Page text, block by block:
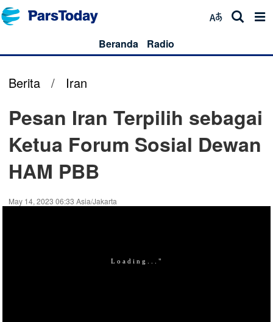
Beranda Radio
Berita / Iran
Pesan Iran Terpilih sebagai
Ketua Forum Sosial Dewan
HAM PBB
May 14, 2023 06:33 Asia/Jakarta